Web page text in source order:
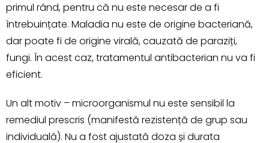
primul rând, pentru că nu este necesar de a fi
întrebuințate. Maladia nu este de origine bacteriană,
dar poate fi de origine virală, cauzată de paraziți,
fungi. În acest caz, tratamentul antibacterian nu va fi
eficient.
Un alt motiv – microorganismul nu este sensibil la
remediul prescris (manifestă rezistență de grup sau
individuală). Nu a fost ajustată doza și durata